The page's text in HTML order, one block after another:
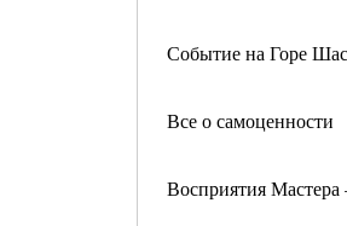
Событие на Горе
Все о самоценности
Восприятия